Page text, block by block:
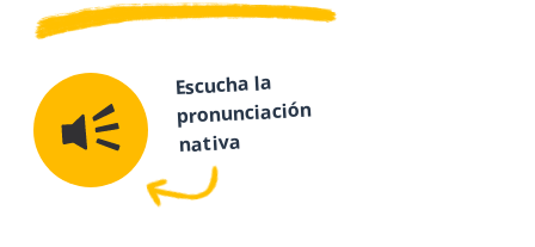
Escucha la
pronunciación
nativa